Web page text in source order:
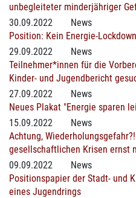
unbegleiteter minderjähriger
30.09.2022
News
Position: Kein Energie-
29.09.2022
News
Teilnehmer*innen für die
Kinder- und Jugendbericht
27.09.2022
News
Neues Plakat "Energie sparen
15.09.2022
News
Achtung,
gesellschaftlichen Krisen ernst
09.09.2022
News
Positionspapier der Stadt- und
eines Jugendrings